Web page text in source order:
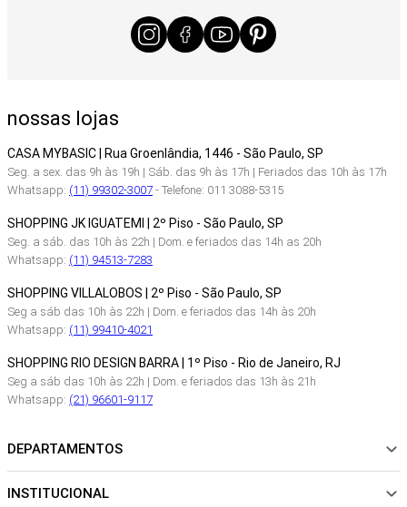
nossas lojas
CASA MYBASIC | Rua Groenlândia, 1446 - São Paulo, SP
Seg. a sex. das 9h às 19h | Sáb. das 9h às 17h | Feriados das 10h às 17h
Whatsapp: (11) 99302-3007- Telefone: 011 3088-5315
SHOPPING JK IGUATEMI | 2º Piso - São Paulo, SP
Seg. a sáb. das 10h às 22h | Dom. e feriados das 14h as 20h
Whatsapp: (11) 94513-7283
SHOPPING VILLALOBOS | 2º Piso - São Paulo, SP
Seg a sáb das 10h às 22h | Dom. e feriados das 14h às 20h
Whatsapp: (11) 99410-4021
SHOPPING RIO DESIGN BARRA | 1º Piso - Rio de Janeiro, RJ
Seg a sáb das 10h às 22h | Dom. e feriados das 13h às 21h
Whatsapp: (21) 96601-9117
DEPARTAMENTOS
NOVIDADES
INSTITUCIONAL